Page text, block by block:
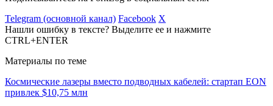
Telegram (основной канал) Facebook X
Нашли ошибку в тексте? Выделите ее и нажмите
CTRL+ENTER
Материалы по теме
Космические лазеры вместо подводных кабелей: стартап EON
привлек $10,75 млн